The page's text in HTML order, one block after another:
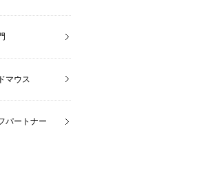
マウス
パートナー